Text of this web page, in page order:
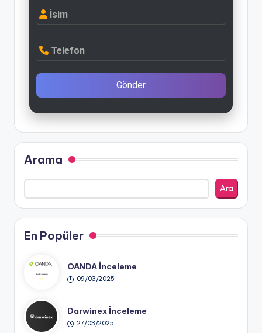
İsim
Telefon
Gönder
Arama
Ara
En Popüler
OANDA İnceleme
09/03/2025
Darwinex İnceleme
27/03/2025